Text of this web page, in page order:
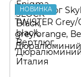
НОВИНКА